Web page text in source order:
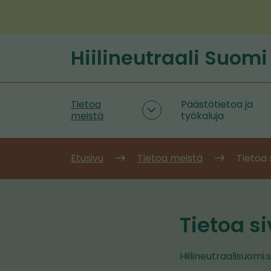
Etusivu
Hiilineutraali Suomi
Tietoa
meistä
Tietoa
alasivut
Päästötietoa ja
työkaluja
Etusivu Tietoa meistä Tietoa
Tietoa